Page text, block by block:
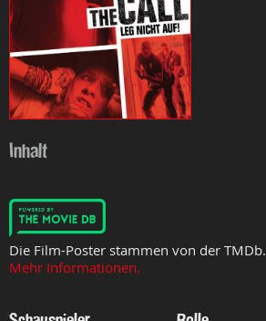
Inhalt
Die Film-Poster stammen von der TMDb.
Mehr Informationen.